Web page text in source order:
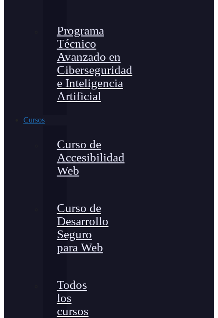
Programa
Técnico
Avanzado en
Ciberseguridad
e Inteligencia
Artificial
Cursos
Curso de
Accesibilidad
Web
Curso de
Desarrollo
Seguro
para Web
Todos
los
cursos